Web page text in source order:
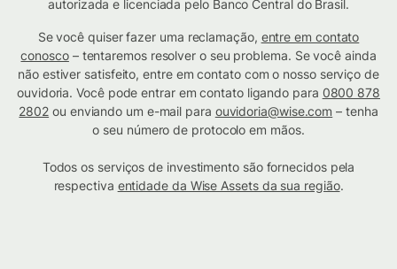
autorizada e licenciada pelo Banco Central do Brasil.
Se você quiser fazer uma reclamação, entre em contato
conosco– tentaremos resolver o seu problema. Se você ainda
não estiver satisfeito, entre em contato com o nosso serviço de
ouvidoria. Você pode entrar em contato ligando para 0800 878
2802 ou enviando um e-mail para ouvidoria@wise.com – tenha
o seu número de protocolo em mãos.
Todos os serviços de investimento são fornecidos pela
respectiva entidade da Wise Assets da sua região.